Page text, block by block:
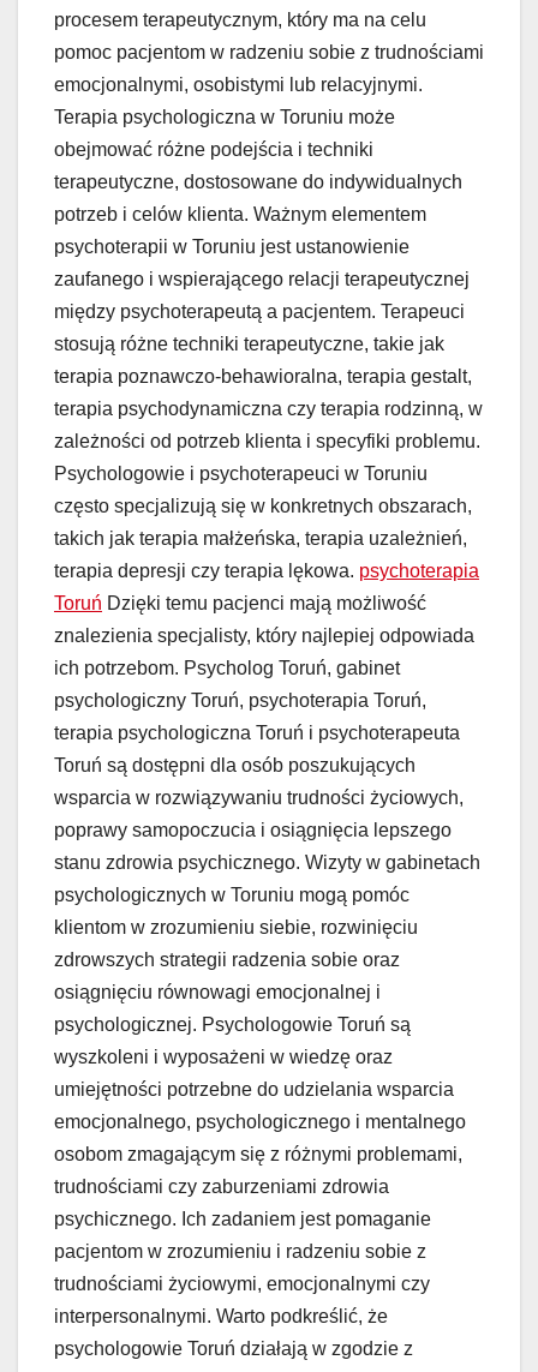
procesem terapeutycznym, który ma na celu
pomoc pacjentom w radzeniu sobie z trudnościami
emocjonalnymi, osobistymi lub relacyjnymi.
Terapia psychologiczna w Toruniu może
obejmować różne podejścia i techniki
terapeutyczne, dostosowane do indywidualnych
potrzeb i celów klienta. Ważnym elementem
psychoterapii w Toruniu jest ustanowienie
zaufanego i wspierającego relacji terapeutycznej
między psychoterapeutą a pacjentem. Terapeuci
stosują różne techniki terapeutyczne, takie jak
terapia poznawczo-behawioralna, terapia gestalt,
terapia psychodynamiczna czy terapia rodzinną, w
zależności od potrzeb klienta i specyfiki problemu.
Psychologowie i psychoterapeuci w Toruniu
często specjalizują się w konkretnych obszarach,
takich jak terapia małżeńska, terapia uzależnień,
terapia depresji czy terapia lękowa. psychoterapia
Toruń Dzięki temu pacjenci mają możliwość
znalezienia specjalisty, który najlepiej odpowiada
ich potrzebom. Psycholog Toruń, gabinet
psychologiczny Toruń, psychoterapia Toruń,
terapia psychologiczna Toruń i psychoterapeuta
Toruń są dostępni dla osób poszukujących
wsparcia w rozwiązywaniu trudności życiowych,
poprawy samopoczucia i osiągnięcia lepszego
stanu zdrowia psychicznego. Wizyty w gabinetach
psychologicznych w Toruniu mogą pomóc
klientom w zrozumieniu siebie, rozwinięciu
zdrowszych strategii radzenia sobie oraz
osiągnięciu równowagi emocjonalnej i
psychologicznej. Psychologowie Toruń są
wyszkoleni i wyposażeni w wiedzę oraz
umiejętności potrzebne do udzielania wsparcia
emocjonalnego, psychologicznego i mentalnego
osobom zmagającym się z różnymi problemami,
trudnościami czy zaburzeniami zdrowia
psychicznego. Ich zadaniem jest pomaganie
pacjentom w zrozumieniu i radzeniu sobie z
trudnościami życiowymi, emocjonalnymi czy
interpersonalnymi. Warto podkreślić, że
psychologowie Toruń działają w zgodzie z